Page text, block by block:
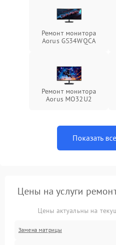
Ремонт монитора
Aorus GS34WQCA
Ремонт монитора
Aorus MO32U2
Показать
Цены на услуги
Цены актуальны на
Замена матрицы